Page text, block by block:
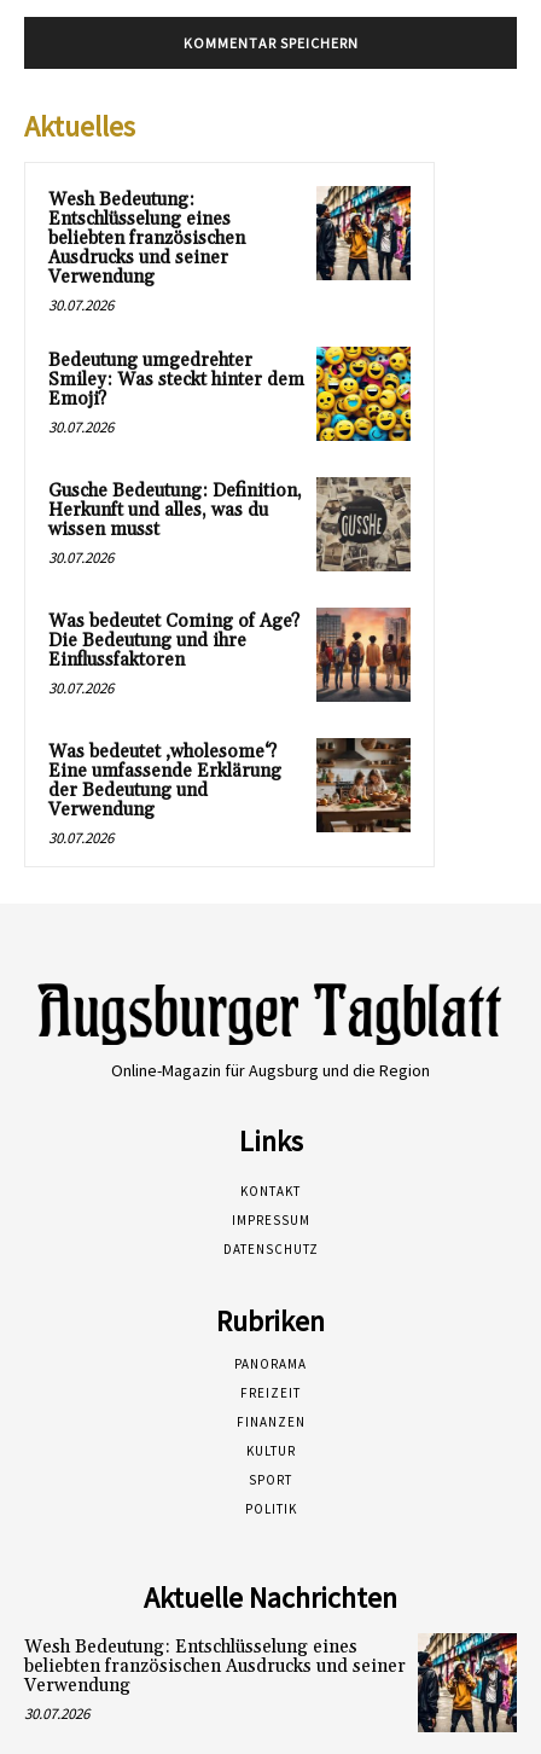
Aktuelles
Wesh Bedeutung:
Entschlüsselung eines
beliebten französischen
Ausdrucks und seiner
Verwendung
30.07.2026
Bedeutung umgedrehter
Smiley: Was steckt hinter dem
Emoji?
30.07.2026
Gusche Bedeutung: Definition,
Herkunft und alles, was du
wissen musst
30.07.2026
Was bedeutet Coming of Age?
Die Bedeutung und ihre
Einflussfaktoren
30.07.2026
Was bedeutet ‚wholesome‘?
Eine umfassende Erklärung
der Bedeutung und
Verwendung
30.07.2026
Online-Magazin für Augsburg und die Region
Links
KONTAKT
IMPRESSUM
DATENSCHUTZ
Rubriken
PANORAMA
FREIZEIT
FINANZEN
KULTUR
SPORT
POLITIK
Aktuelle Nachrichten
Wesh Bedeutung: Entschlüsselung eines
beliebten französischen Ausdrucks und seiner
Verwendung
30.07.2026